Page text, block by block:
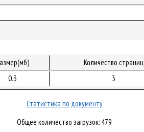
Количество страниц
0.3 3
Статистика по документу
Общее количество загрузок: 479